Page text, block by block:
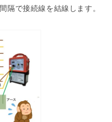
隔で接続線を結線します。